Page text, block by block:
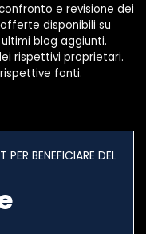
e revisione dei
disponibili su
blog aggiunti.
rispettivi proprietari.
fonti.
BENEFICIARE DEL